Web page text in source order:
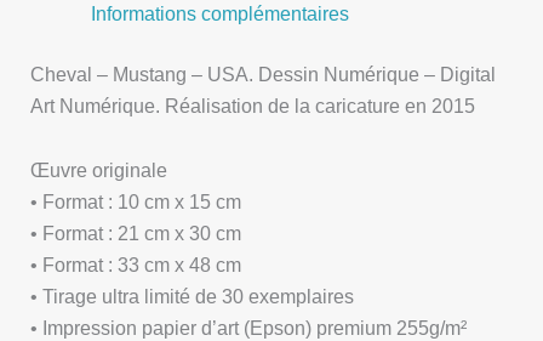
Informations complémentaires
Cheval – Mustang – USA. Dessin Numérique – Digital
Art Numérique. Réalisation de la caricature en 2015
Œuvre originale
• Format : 10 cm x 15 cm
• Format : 21 cm x 30 cm
• Format : 33 cm x 48 cm
• Tirage ultra limité de 30 exemplaires
• Impression papier d’art (Epson) premium 255g/m²